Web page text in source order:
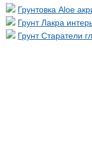
Грунтовка Aloe
Грунт Лакра
Грунт Старатели